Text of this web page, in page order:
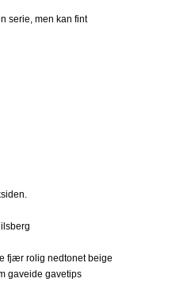
serie, men kan fint
fjær rolig nedtonet beige
gaveide gavetips